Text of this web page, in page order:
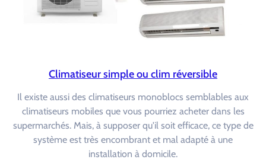
Climatiseur simple ou clim réversible
Il existe aussi des climatiseurs monoblocs semblables aux
climatiseurs mobiles que vous pourriez acheter dans les
supermarchés. Mais, à supposer qu'il soit efficace, ce type de
système est très encombrant et mal adapté à une
installation à domicile.